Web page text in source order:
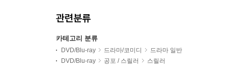
관련분류
카테고리 분류
DVD/Blu-ray 드라마/코미디
드라마 일반
DVD/Blu-ray
공포 / 스릴러 스릴러